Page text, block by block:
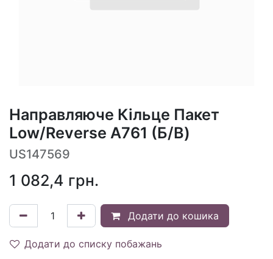
Направляюче Кільце Пакет
Low/Reverse A761 (Б/В)
US147569
1 082,4 грн.
Додати до кошика
Додати до списку побажань